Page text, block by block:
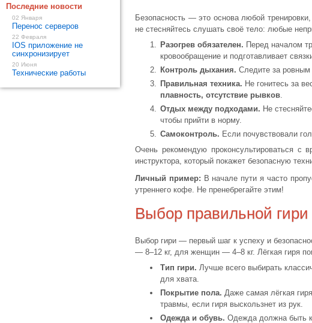
Безопасность — это основа любой
не стесняйтесь слушать своё тело: любые
Разогрев обязателен. Перед началом
кровообращение и подготавливает
Контроль дыхания. Следите за ровным
Правильная техника. Не гонитесь за
плавность, отсутствие рывков.
Отдых между подходами. Не
чтобы прийти в норму.
Самоконтроль. Если почувствовали
Очень рекомендую проконсультироваться
инструктора, который покажет безопасную
Личный пример: В начале пути я часто
утреннего кофе. Не пренебрегайте этим!
Выбор правильной гири
Выбор гири — первый шаг к успеху и
— 8–12 кг, для женщин — 4–8 кг. Лёгкая гиря
Тип гири. Лучше всего выбирать
для хвата.
Покрытие пола. Даже самая лёгкая
травмы, если гиря выскользнет из рук.
Одежда и обувь. Одежда должна быть
Последние новости
02 Января
Перенос серверов
22 Февраля
IOS приложение не
синхронизирует
20 Июня
Технические работы